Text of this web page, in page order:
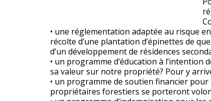
• une réglementation adaptée au risque
récolte d’une plantation d’épinettes de
d’un développement de résidences
• un programme d’éducation à
sa valeur sur notre propriété? Pour y
• un programme de soutien financier
propriétaires forestiers se porteront